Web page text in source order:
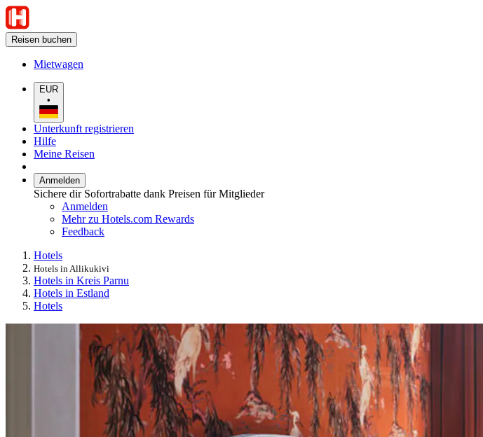
Reisen buchen
Mietwagen
EUR
•
Unterkunft registrieren
Hilfe
Meine Reisen
Anmelden
Sichere dir Sofortrabatte dank Preisen für Mitglieder
Anmelden
Mehr zu Hotels.com Rewards
Feedback
Hotels
Hotels in Allikukivi
Hotels in Kreis Parnu
Hotels in Estland
Hotels